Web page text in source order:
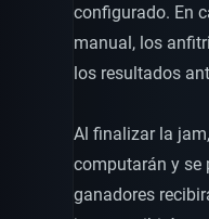
configurado. En
manual, los
los resultados
Al finalizar la
computarán y se
ganadores